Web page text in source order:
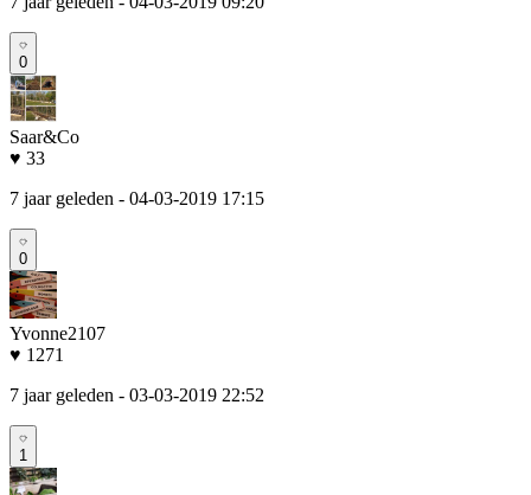
0
Saar&Co
♥ 33
7 jaar geleden - 04-03-2019 17:15
0
Yvonne2107
♥ 1271
7 jaar geleden - 03-03-2019 22:52
1